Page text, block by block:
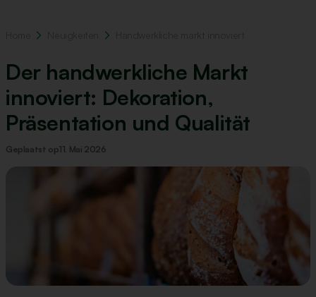
Der handwerkliche Markt
innoviert: Dekoration,
Präsentation und Qualität
Geplaatst op11. Mai 2026